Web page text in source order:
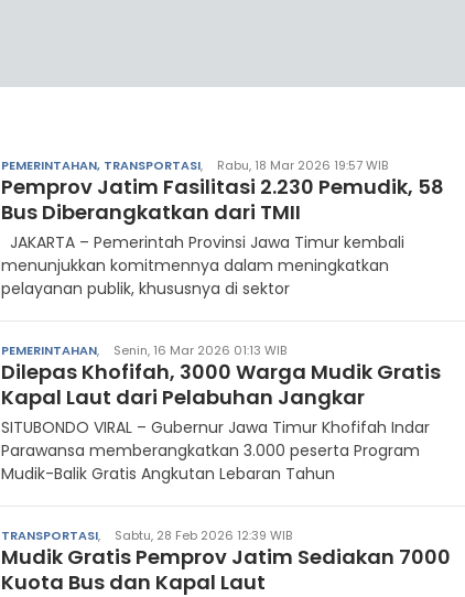
PEMERINTAHAN, TRANSPORTASI, Rabu, 18 Mar 2026 19:57 WIB
Pemprov Jatim Fasilitasi 2.230 Pemudik, 58
Bus Diberangkatkan dari TMII
JAKARTA – Pemerintah Provinsi Jawa Timur kembali
menunjukkan komitmennya dalam meningkatkan
pelayanan publik, khususnya di sektor
PEMERINTAHAN, Senin, 16 Mar 2026 01:13 WIB
Dilepas Khofifah, 3000 Warga Mudik Gratis
Kapal Laut dari Pelabuhan Jangkar
SITUBONDO VIRAL – Gubernur Jawa Timur Khofifah Indar
Parawansa memberangkatkan 3.000 peserta Program
Mudik-Balik Gratis Angkutan Lebaran Tahun
TRANSPORTASI, Sabtu, 28 Feb 2026 12:39 WIB
Mudik Gratis Pemprov Jatim Sediakan 7000
Kuota Bus dan Kapal Laut